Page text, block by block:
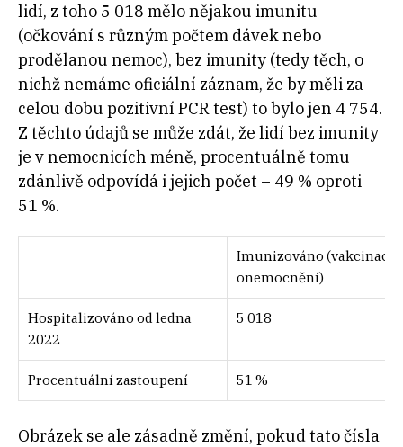
lidí, z toho 5 018 mělo nějakou imunitu
(očkování s různým počtem dávek nebo
prodělanou nemoc), bez imunity (tedy těch, o
nichž nemáme oficiální záznam, že by měli za
celou dobu pozitivní PCR test) to bylo jen 4 754.
Z těchto údajů se může zdát, že lidí bez imunity
je v nemocnicích méně, procentuálně tomu
zdánlivě odpovídá i jejich počet – 49 % oproti
51 %.
Imunizováno (vakcinace
onemocnění)
Hospitalizováno od ledna
2022
5 018
Procentuální zastoupení 51 %
Obrázek se ale zásadně změní, pokud tato čísla